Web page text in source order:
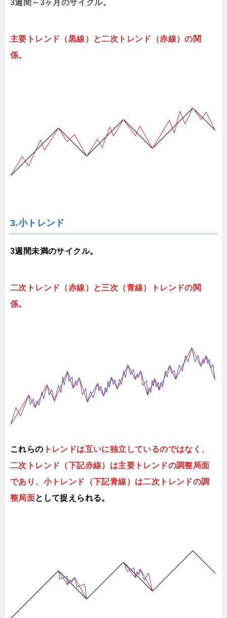
3週間～3ヶ月のサイクル。
主要トレンド（黒線）と二次トレンド（赤線）の関
係。
3.小トレンド
3週間未満のサイクル。
二次トレンド（赤線）と三次（青線）トレンドの関
係。
これらの トレンドは互いに独立しているのではなく、
二次トレンド（下記赤線）は主要トレンドの調整局面
であり、小トレンド（下記青線）は二次トレンドの調
整局面として捉えられる。